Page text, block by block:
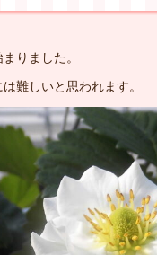
りました。
難しいと思われます。